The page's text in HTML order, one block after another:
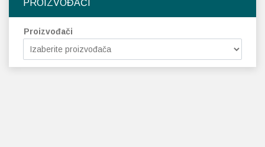
PROIZVOĐAČI
Proizvođači